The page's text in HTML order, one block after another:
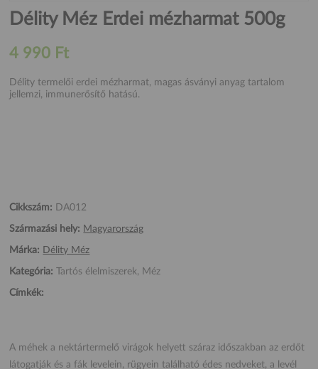
Délity Méz Erdei mézharmat 500g
4 990 Ft
Délity termelői erdei mézharmat, magas ásványi anyag tartalom
jellemzi, immunerősítő hatású.
Cikkszám: DA012
Származási hely: Magyarország
Márka: Délity Méz
Kategória: Tartós élelmiszerek, Méz
Címkék:
A méhek a nektártermelő virágok helyett száraz időszakban az erdőt
látogatják és a fák levelein, rügyein található édes nedveket, a levél